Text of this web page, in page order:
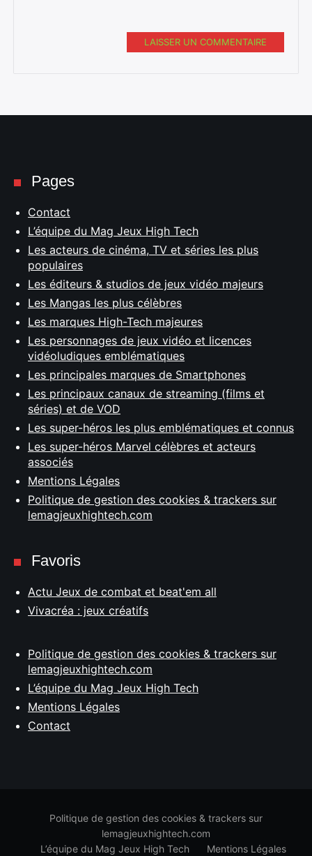
LAISSER UN COMMENTAIRE
Pages
Contact
L’équipe du Mag Jeux High Tech
Les acteurs de cinéma, TV et séries les plus
populaires
Les éditeurs & studios de jeux vidéo majeurs
Les Mangas les plus célèbres
Les marques High-Tech majeures
Les personnages de jeux vidéo et licences
vidéoludiques emblématiques
Les principales marques de Smartphones
Les principaux canaux de streaming (films et
séries) et de VOD
Les super-héros les plus emblématiques et connus
Les super-héros Marvel célèbres et acteurs
associés
Mentions Légales
Politique de gestion des cookies & trackers sur
lemagjeuxhightech.com
Favoris
Actu Jeux de combat et beat'em all
Vivacréa : jeux créatifs
Politique de gestion des cookies & trackers sur
lemagjeuxhightech.com
L’équipe du Mag Jeux High Tech
Mentions Légales
Contact
Politique de gestion des cookies & trackers sur
lemagjeuxhightech.com
L’équipe du Mag Jeux High Tech
Mentions Légales